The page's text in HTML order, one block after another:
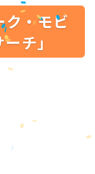
・モビ
チ」